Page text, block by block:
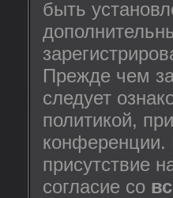
быть
Прежде чем
следует
политикой,
присутствие
согласие со